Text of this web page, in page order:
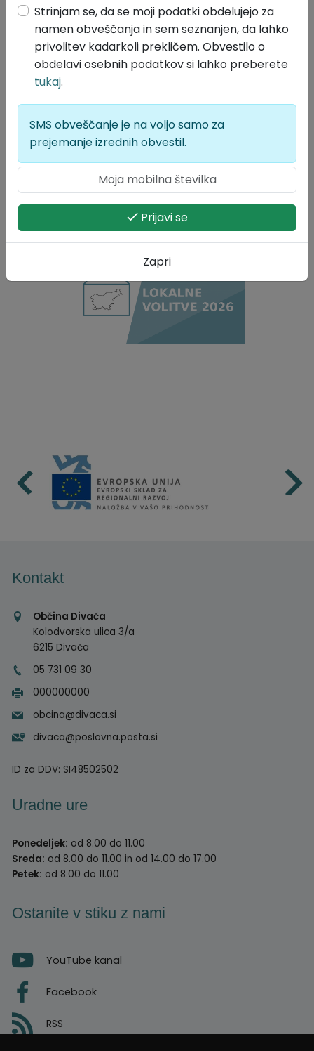
uporabo
Ni omejitev
Vsebinsko področje:
Lokalna samouprava
Tip evidence / zbirke:
Javna evidenca, ki jih upravlja organ
Jezik zapisa:
Slovenski
Lokalne volitve 2026
Kontakt
Občina Divača
Kolodvorska ulica 3/a
6215 Divača
05 731 09 30
000000000
obcina@divaca.si
divaca@poslovna.posta.si
ID za DDV: SI48502502
Uradne ure
Ponedeljek: od 8.00 do 11.00
Sreda: od 8.00 do 11.00 in od 14.00 do 17.00
Petek: od 8.00 do 11.00
Ostanite v stiku z nami
YouTube kanal
Facebook
RSS
Strinjam se, da se moji podatki obdelujejo za
namen obveščanja in sem seznanjen, da lahko
privolitev kadarkoli prekličem. Obvestilo o
obdelavi osebnih podatkov si lahko preberete
tukaj.
SMS obveščanje je na voljo samo za
prejemanje izrednih obvestil.
Prijavi se
Zapri